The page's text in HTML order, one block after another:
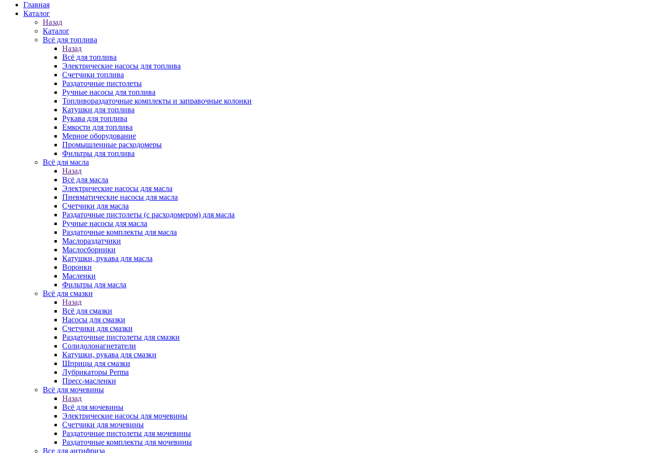
Главная
Каталог
Назад
Каталог
Всё для топлива
Назад
Всё для топлива
Электрические насосы для топлива
Счетчики топлива
Раздаточные пистолеты
Ручные насосы для топлива
Топливораздаточные комплекты и заправочные колонки
Катушки для топлива
Рукава для топлива
Емкости для топлива
Мерное оборудование
Промышленные расходомеры
Фильтры для топлива
Всё для масла
Назад
Всё для масла
Электрические насосы для масла
Пневматические насосы для масла
Счетчики для масла
Раздаточные пистолеты (с расходомером) для масла
Ручные насосы для масла
Раздаточные комплекты для масла
Маслораздатчики
Маслосборники
Катушки, рукава для масла
Воронки
Масленки
Фильтры для масла
Всё для смазки
Назад
Всё для смазки
Насосы для смазки
Счетчики для смазки
Раздаточные пистолеты для смазки
Солидолонагнетатели
Катушки, рукава для смазки
Шприцы для смазки
Лубрикаторы Perma
Пресс-масленки
Всё для мочевины
Назад
Всё для мочевины
Электрические насосы для мочевины
Счетчики для мочевины
Раздаточные пистолеты для мочевины
Раздаточные комплекты для мочевины
Все для антифриза